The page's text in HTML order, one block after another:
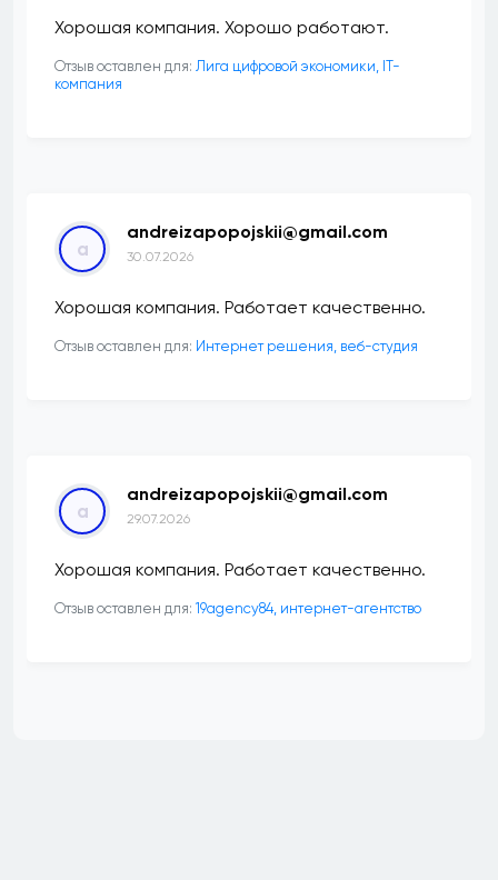
Хорошая компания. Хорошо работают.
Отзыв оставлен для: Лига цифровой экономики, IT-
компания
a
andreizapopojskii@gmail.com
30.07.2026
Хорошая компания. Работает качественно.
Отзыв оставлен для: Интернет решения, веб-студия
a
andreizapopojskii@gmail.com
29.07.2026
Хорошая компания. Работает качественно.
Отзыв оставлен для: 19agency84, интернет-агентство